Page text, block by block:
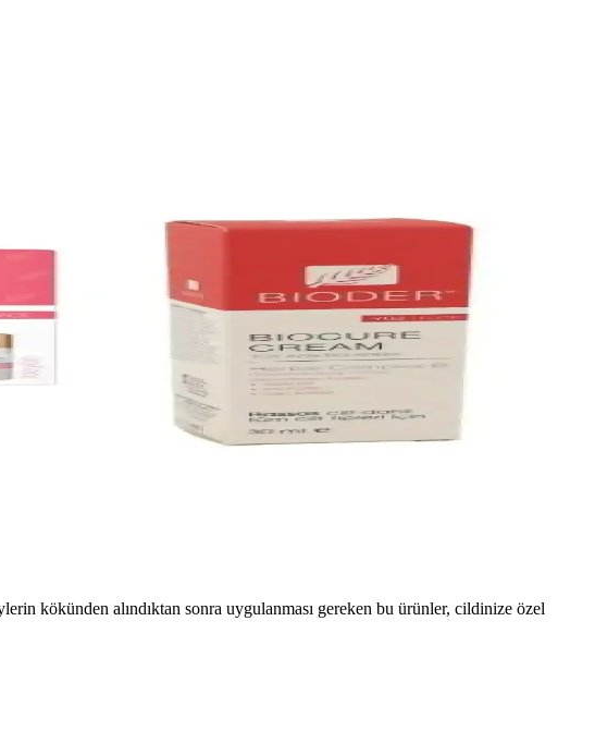
kökünden alındıktan sonra uygulanması gereken bu ürünler, cildinize özel